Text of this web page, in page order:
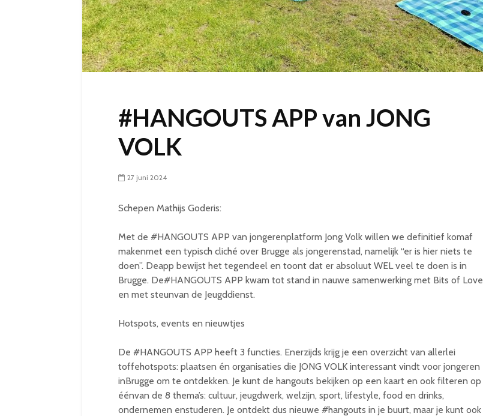
#HANGOUTS APP van JONG
VOLK
27 juni 2024
Schepen Mathijs Goderis:
Met de #HANGOUTS APP van jongerenplatform Jong Volk willen we definitief komaf
makenmet een typisch cliché over Brugge als jongerenstad, namelijk “er is hier niets te
doen”. Deapp bewijst het tegendeel en toont dat er absoluut WEL veel te doen is in
Brugge. De#HANGOUTS APP kwam tot stand in nauwe samenwerking met Bits of Love
en met steunvan de Jeugddienst.
Hotspots, events en nieuwtjes
De #HANGOUTS APP heeft 3 functies. Enerzijds krijg je een overzicht van allerlei
toffehotspots: plaatsen én organisaties die JONG VOLK interessant vindt voor jongeren
inBrugge om te ontdekken. Je kunt de hangouts bekijken op een kaart en ook filteren op
éénvan de 8 thema’s: cultuur, jeugdwerk, welzijn, sport, lifestyle, food en drinks,
ondernemen enstuderen. Je ontdekt dus nieuwe #hangouts in je buurt, maar je kunt ook